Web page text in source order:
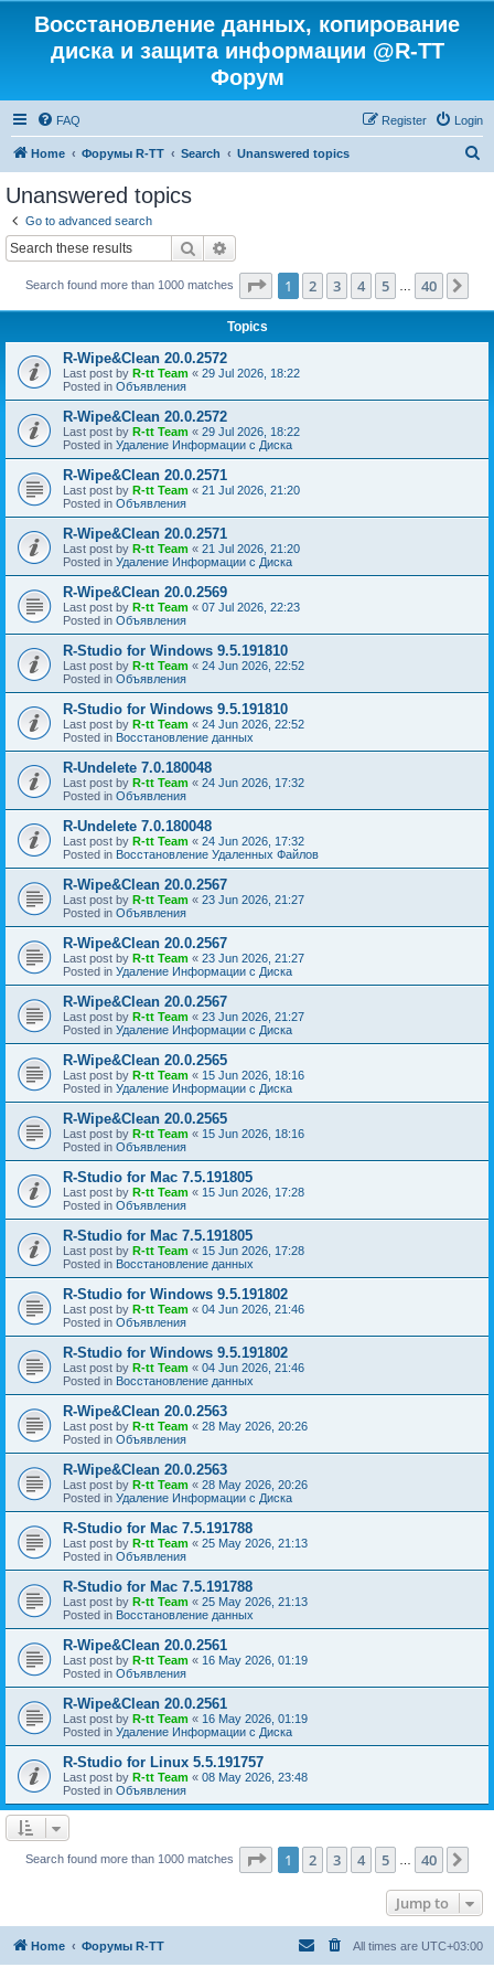
Восстановление данных, копирование
диска и защита информации @R-TT
Форум
FAQ Login
Register
Home Форумы R-TT Search Unanswered topics
Unanswered topics
Go to advanced search
Search
Search found more than 1000 matches Page 1of 40
1 2 3 4 5 40
Topics
R-Wipe&Clean 20.0.2572
Last post by R-tt Team « 29 Jul 2026, 18:22
Posted in Объявления
R-Wipe&Clean 20.0.2572
Last post by R-tt Team « 29 Jul 2026, 18:22
Posted in Удаление Информации с Диска
R-Wipe&Clean 20.0.2571
Last post by R-tt Team « 21 Jul 2026, 21:20
Posted in Объявления
R-Wipe&Clean 20.0.2571
Last post by R-tt Team « 21 Jul 2026, 21:20
Posted in Удаление Информации с Диска
R-Wipe&Clean 20.0.2569
Last post by R-tt Team « 07 Jul 2026, 22:23
Posted in Объявления
R-Studio for Windows 9.5.191810
Last post by R-tt Team « 24 Jun 2026, 22:52
Posted in Объявления
R-Studio for Windows 9.5.191810
Last post by R-tt Team « 24 Jun 2026, 22:52
Posted in Восстановление данных
R-Undelete 7.0.180048
Last post by R-tt Team « 24 Jun 2026, 17:32
Posted in Объявления
R-Undelete 7.0.180048
Last post by R-tt Team « 24 Jun 2026, 17:32
Posted in Восстановление Удаленных Файлов
R-Wipe&Clean 20.0.2567
Last post by R-tt Team « 23 Jun 2026, 21:27
Posted in Объявления
R-Wipe&Clean 20.0.2567
Last post by R-tt Team « 23 Jun 2026, 21:27
Posted in Удаление Информации с Диска
R-Wipe&Clean 20.0.2567
Last post by R-tt Team « 23 Jun 2026, 21:27
Posted in Удаление Информации с Диска
R-Wipe&Clean 20.0.2565
Last post by R-tt Team « 15 Jun 2026, 18:16
Posted in Удаление Информации с Диска
R-Wipe&Clean 20.0.2565
Last post by R-tt Team « 15 Jun 2026, 18:16
Posted in Объявления
R-Studio for Mac 7.5.191805
Last post by R-tt Team « 15 Jun 2026, 17:28
Posted in Объявления
R-Studio for Mac 7.5.191805
Last post by R-tt Team « 15 Jun 2026, 17:28
Posted in Восстановление данных
R-Studio for Windows 9.5.191802
Last post by R-tt Team « 04 Jun 2026, 21:46
Posted in Объявления
R-Studio for Windows 9.5.191802
Last post by R-tt Team « 04 Jun 2026, 21:46
Posted in Восстановление данных
R-Wipe&Clean 20.0.2563
Last post by R-tt Team « 28 May 2026, 20:26
Posted in Объявления
R-Wipe&Clean 20.0.2563
Last post by R-tt Team « 28 May 2026, 20:26
Posted in Удаление Информации с Диска
R-Studio for Mac 7.5.191788
Last post by R-tt Team « 25 May 2026, 21:13
Posted in Объявления
R-Studio for Mac 7.5.191788
Last post by R-tt Team « 25 May 2026, 21:13
Posted in Восстановление данных
R-Wipe&Clean 20.0.2561
Last post by R-tt Team « 16 May 2026, 01:19
Posted in Объявления
R-Wipe&Clean 20.0.2561
Last post by R-tt Team « 16 May 2026, 01:19
Posted in Удаление Информации с Диска
R-Studio for Linux 5.5.191757
Last post by R-tt Team « 08 May 2026, 23:48
Posted in Объявления
Search found more than 1000 matches Page 1of 40
1 2 3 4 5 40
Jump to
Home Форумы R-TT All times are UTC+03:00